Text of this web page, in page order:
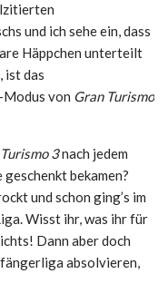
und ich sehe ein, dass
Häppchen unterteilt
ist das
von Gran Turismo
3nach jedem
bekamen?
und schon ging’s im
Wisst ihr, was ihr für
Dann aber doch
absolvieren,